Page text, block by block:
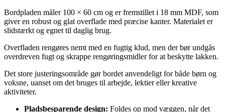
Bordpladen måler 100 × 60 cm og er fremstillet i 18 mm MDF, som
giver en robust og glat overflade med præcise kanter. Materialet er
slidstærkt og egnet til daglig brug.
Overfladen rengøres nemt med en fugtig klud, men der bør undgås
overdreven fugt og skrappe rengøringsmidler for at beskytte lakken.
Det store justeringsområde gør bordet anvendeligt for både børn og
voksne, uanset om det bruges til arbejde, lektier eller kreative
aktiviteter.
Pladsbesparende design: Foldes op mod væggen, når det